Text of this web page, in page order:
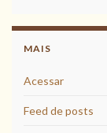
MAIS
Acessar
Feed de posts